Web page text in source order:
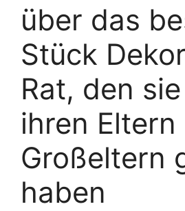
über das
Stück
Rat, den
ihren Eltern
Großeltern
haben